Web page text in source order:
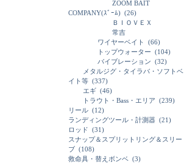
ZOOM BAIT
COMPANY(ｽﾞｰﾑ) (26)
ＢＩＯＶＥＸ
常吉
ワイヤーベイト
(66)
トップウォーター (104)
バイブレーション (32)
メタルジグ・タイラバ・ソフトベ
イト等 (337)
エギ (46)
トラウト・Bass・エリア (239)
リール (12)
ランディングツール・計測器 (21)
ロッド (31)
スナップ＆スプリットリング＆スリー
ブ (108)
救命具・替えボンベ (3)